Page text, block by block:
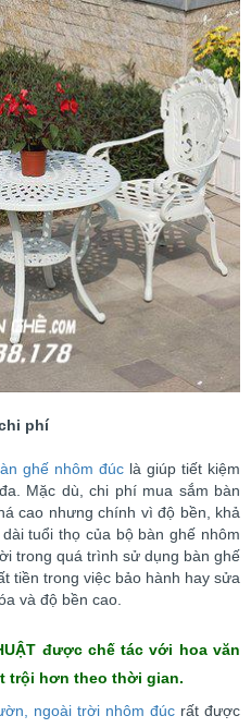
phí
ghế nhôm đúc là giúp tiết kiệm
Mặc dù, chi phí mua sắm bàn
cao nhưng chính vì độ bền, khả
tuổi thọ của bộ bàn ghế nhôm
trong quá trình sử dụng bàn ghế
tiền trong việc bảo hành hay sửa
và độ bền cao.
được chế tác với hoa văn
trội hơn theo thời gian.
ngoài trời nhôm đúc rất được